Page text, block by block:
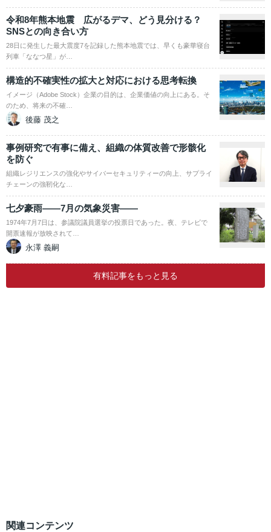
令和8年熊本地震 広がるデマ、どう見分ける？
SNSとの向き合い方
28日に発生した最大震度7を記録した熊本地震では、早くも豪華寝台
列車「ななつ星」が…
構造的不確実性の拡大と対応における思考転換
イメージ（Adobe Stock）企業の目的は、企業価値の向上にある。そ
のため、将来の不確…
後藤 茂之
事例研究で有事に備え、組織の体質改善で形骸化
を防ぐ
組織レジリエンスの強化やサイバーセキュリティーの向上、サプライ
チェーンの強靭化な…
七夕豪雨――7月の気象災害――
1974年7月7日は、参議院議員選挙の投票日であった。夜、テレビで
開票速報が放映されて…
永澤 義嗣
有料記事をもっと見る
関連コンテンツ